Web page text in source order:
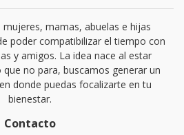
mamas, abuelas e hijas
poder compatibilizar el tiempo con
y amigos. La idea nace al estar
no para, buscamos generar un
donde puedas focalizarte en tu
bienestar.
Contacto